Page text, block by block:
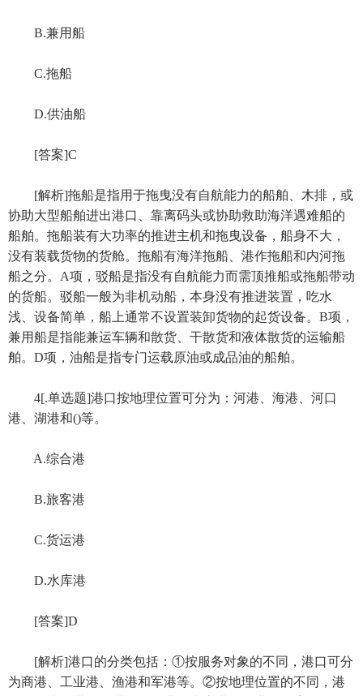
B.兼用船
C.拖船
D.供油船
[答案]C
[解析]拖船是指用于拖曳没有自航能力的船舶、木排，或
协助大型船舶进出港口、靠离码头或协助救助海洋遇难船的
船舶。拖船装有大功率的推进主机和拖曳设备，船身不大，
没有装载货物的货舱。拖船有海洋拖船、港作拖船和内河拖
船之分。A项，驳船是指没有自航能力而需顶推船或拖船带动
的货船。驳船一般为非机动船，本身没有推进装置，吃水
浅、设备简单，船上通常不设置装卸货物的起货设备。B项，
兼用船是指能兼运车辆和散货、干散货和液体散货的运输船
舶。D项，油船是指专门运载原油或成品油的船舶。
4[.单选题]港口按地理位置可分为：河港、海港、河口
港、湖港和()等。
A.综合港
B.旅客港
C.货运港
D.水库港
[答案]D
[解析]港口的分类包括：①按服务对象的不同，港口可分
为商港、工业港、渔港和军港等。②按地理位置的不同，港